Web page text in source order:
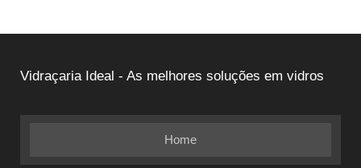
Vidraçaria Ideal - As melhores soluções em vidros
Home